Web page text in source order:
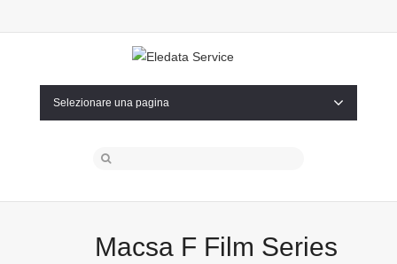
Selezionare una pagina
Macsa F Film Series